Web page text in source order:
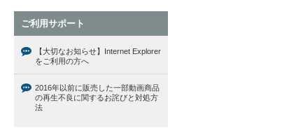
ご利用サポート
【大切なお知らせ】Internet Explorer
をご利用の方へ
2016年以前に販売した一部動画商品
の再生不良に関するお詫びと対処方
法